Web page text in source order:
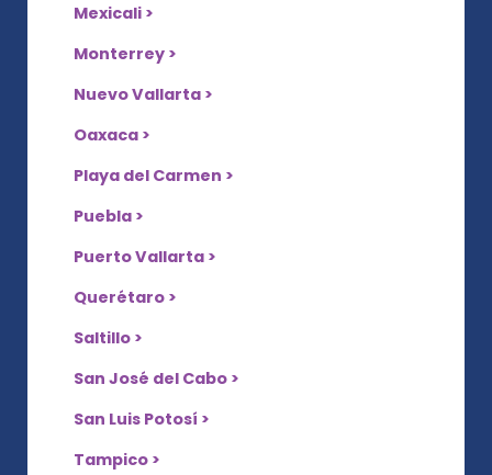
Mexicali >
Monterrey >
Nuevo Vallarta >
Oaxaca >
Playa del Carmen >
Puebla >
Puerto Vallarta >
Querétaro >
Saltillo >
San José del Cabo >
San Luis Potosí >
Tampico >